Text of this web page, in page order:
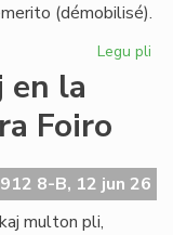
(démobilisé).
Legu pli
la
Foiro
8-B, 12 jun 26
multon pli,